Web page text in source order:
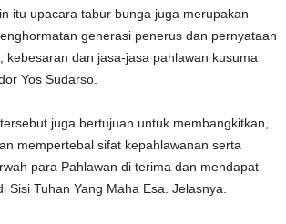
itu upacara tabur bunga juga merupakan
generasi penerus dan pernyataan
kebesaran dan jasa-jasa pahlawan kusuma
Yos Sudarso.
juga bertujuan untuk membangkitkan,
mempertebal sifat kepahlawanan serta
para Pahlawan di terima dan mendapat
Sisi Tuhan Yang Maha Esa. Jelasnya.